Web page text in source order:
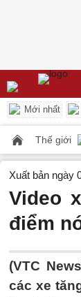
Mới nhất
Thế giới
Xuất bản ngày
Video
điểm
(VTC
các xe